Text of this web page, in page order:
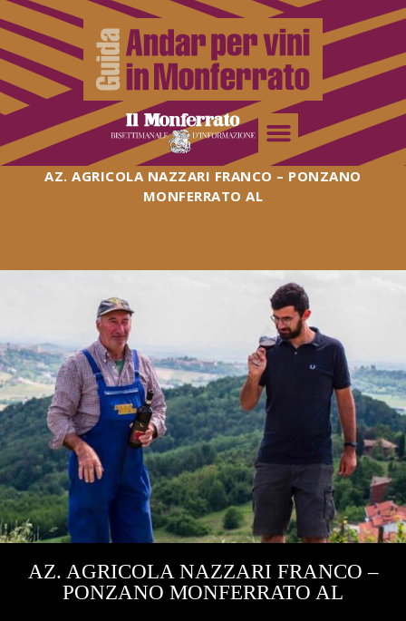
AZ. AGRICOLA NAZZARI FRANCO – PONZANO
MONFERRATO AL
AZ. AGRICOLA NAZZARI FRANCO –
PONZANO MONFERRATO AL